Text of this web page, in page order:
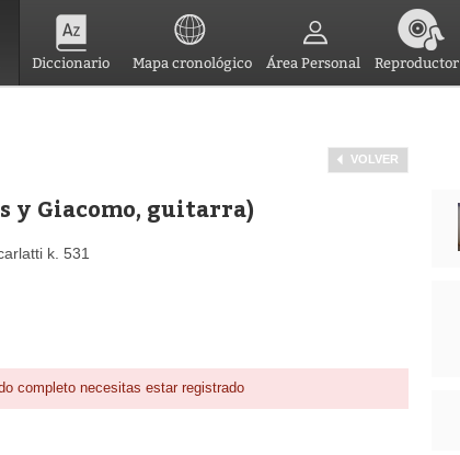
Diccionario Mapa cronológico Área Personal Reproductor
VOLVER
y Giacomo, guitarra)
k. 531
completo necesitas estar registrado